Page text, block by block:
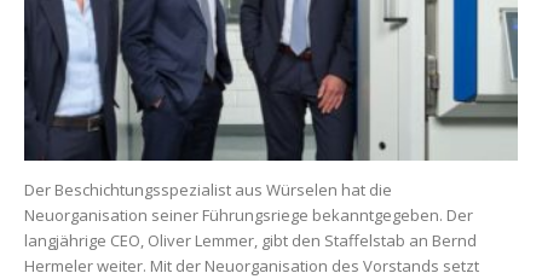
Der Beschichtungsspezialist aus Würselen hat die
Neuorganisation seiner Führungsriege bekanntgegeben. Der
langjährige CEO, Oliver Lemmer, gibt den Staffelstab an Bernd
Hermeler weiter. Mit der Neuorganisation des Vorstands setzt